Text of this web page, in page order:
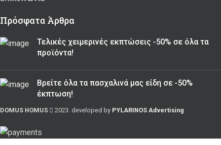
Πρόσφατα Άρθρα
Τελικές χειμερινές εκπτώσεις -50% σε όλα τα
προϊόντα!
Βρείτε όλα τα πασχαλινά μας είδη σε -50%
έκπτωση!
DOMUS HOMUS 2023. developed by PYLARINOS Advertising